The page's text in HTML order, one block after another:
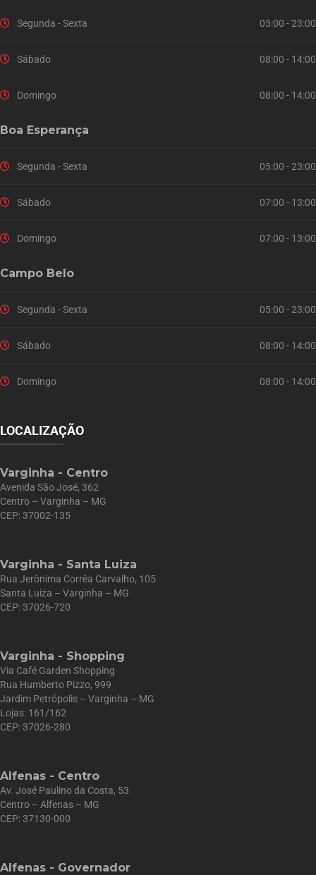
Segunda - Sexta 05:00 - 23:00
Sábado 08:00 - 14:00
Domingo 08:00 - 14:00
Boa Esperança
Segunda - Sexta 05:00 - 23:00
Sábado 07:00 - 13:00
Domingo 07:00 - 13:00
Campo Belo
Segunda - Sexta 05:00 - 23:00
Sábado 08:00 - 14:00
Domingo 08:00 - 14:00
LOCALIZAÇÃO
Varginha - Centro
Avenida São José, 362
Centro – Varginha – MG
CEP: 37002-135
Varginha - Santa Luiza
Rua Jerônima Corrêa Carvalho, 105
Santa Luiza – Varginha – MG
CEP: 37026-720
Varginha - Shopping
Via Café Garden Shopping
Rua Humberto Pizzo, 999
Jardim Petrópolis – Varginha – MG
Lojas: 161/162
CEP: 37026-280
Alfenas - Centro
Av. José Paulino da Costa, 53
Centro – Alfenas – MG
CEP: 37130-000
Alfenas - Governador